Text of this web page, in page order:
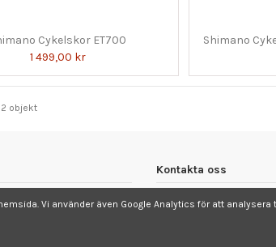
Cykelskor ET700
1 499,00 kr
Shimano
objekt
Kontakta oss
Cykelcentrum
Vi använder även Google Analytics för att